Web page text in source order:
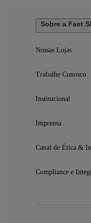
Sobre a Fast
Nossas Lojas
Trabalhe Conosco
Institucional
Imprensa
Canal de Ética &
Compliance e